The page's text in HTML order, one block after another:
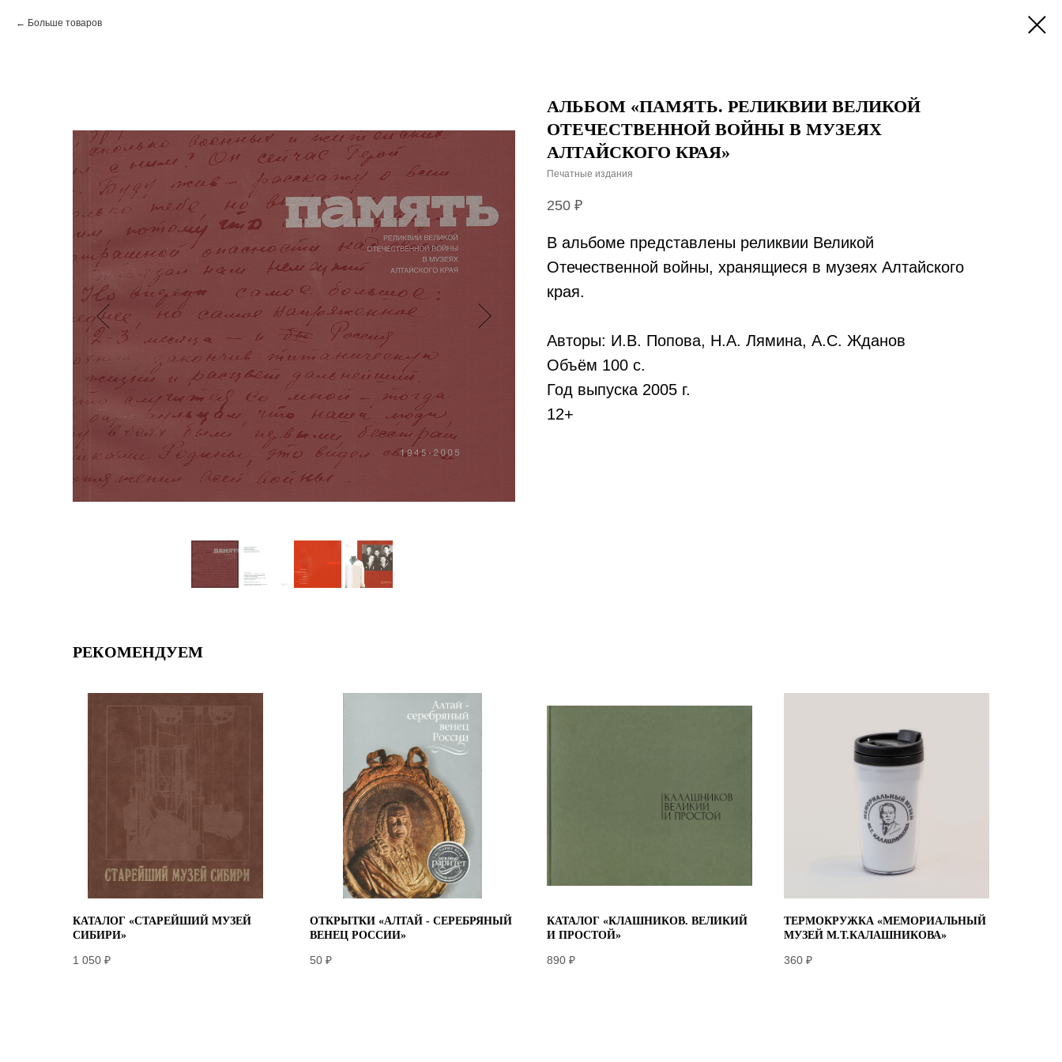
Больше товаров
АЛЬБОМ «ПАМЯТЬ. РЕЛИКВИИ ВЕЛИКОЙ
ОТЕЧЕСТВЕННОЙ ВОЙНЫ В МУЗЕЯХ
АЛТАЙСКОГО КРАЯ»
Печатные издания
250 ₽
В альбоме представлены реликвии Великой
Отечественной войны, хранящиеся в музеях Алтайского
края.
Авторы: И.В. Попова, Н.А. Лямина, А.С. Жданов
Объём 100 с.
Год выпуска 2005 г.
12+
РЕКОМЕНДУЕМ
КАТАЛОГ «СТАРЕЙШИЙ МУЗЕЙ
СИБИРИ»
1 050 ₽
ОТКРЫТКИ «АЛТАЙ - СЕРЕБРЯНЫЙ
ВЕНЕЦ РОССИИ»
50 ₽
КАТАЛОГ «КЛАШНИКОВ. ВЕЛИКИЙ
И ПРОСТОЙ»
890 ₽
ТЕРМОКРУЖКА «МЕМОРИАЛЬНЫЙ
МУЗЕЙ М.Т.КАЛАШНИКОВА»
360 ₽